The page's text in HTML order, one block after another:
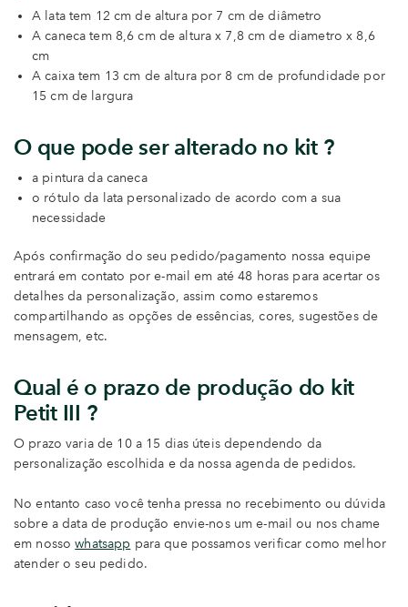
A lata tem 12 cm de altura por 7 cm de diâmetro
A caneca tem 8,6 cm de altura x 7,8 cm de diametro x 8,6
cm
A caixa tem 13 cm de altura por 8 cm de profundidade por
15 cm de largura
O que pode ser alterado no kit ?
a pintura da caneca
o rótulo da lata personalizado de acordo com a sua
necessidade
Após confirmação do seu pedido/pagamento nossa equipe
entrará em contato por e-mail em até 48 horas para acertar os
detalhes da personalização, assim como estaremos
compartilhando as opções de essências, cores, sugestões de
mensagem, etc.
Qual é o prazo de produção do kit
Petit III ?
O prazo varia de 10 a 15 dias úteis dependendo da
personalização escolhida e da nossa agenda de pedidos.
No entanto caso você tenha pressa no recebimento ou dúvida
sobre a data de produção envie-nos um e-mail ou nos chame
em nossowhatsapp para que possamos verificar como melhor
atender o seu pedido.